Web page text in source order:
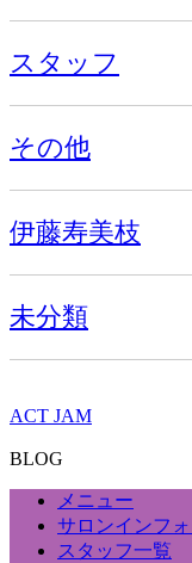
スタッフ
その他
伊藤寿美枝
未分類
ACT JAM
BLOG
メニュー
サロンインフ
スタッフ一覧